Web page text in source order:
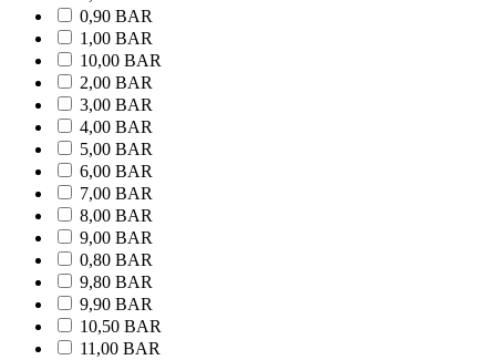
0,90 BAR
1,00 BAR
10,00 BAR
2,00 BAR
3,00 BAR
4,00 BAR
5,00 BAR
6,00 BAR
7,00 BAR
8,00 BAR
9,00 BAR
0,80 BAR
9,80 BAR
9,90 BAR
10,50 BAR
11,00 BAR